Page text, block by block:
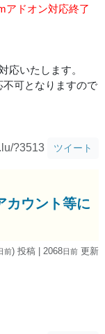
アドオン対応終了
応いたします。
可となりますので
?3513 ツイート
カウント等に
前) 投稿 | 2068日前 更新